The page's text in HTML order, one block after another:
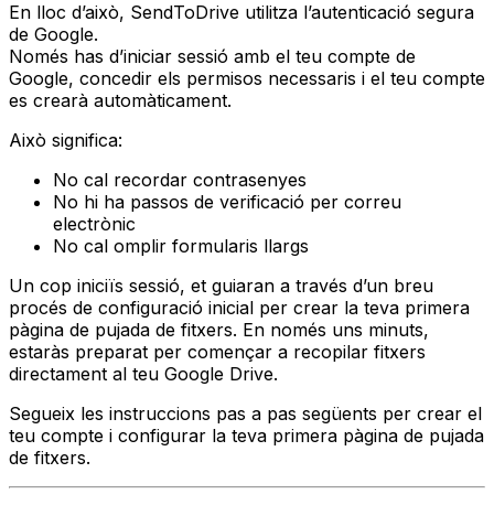
En lloc d’això, SendToDrive utilitza l’autenticació segura
de Google.
Només has d’iniciar sessió amb el teu compte de
Google, concedir els permisos necessaris i el teu compte
es crearà automàticament.
Això significa:
No cal recordar contrasenyes
No hi ha passos de verificació per correu
electrònic
No cal omplir formularis llargs
Un cop iniciïs sessió, et guiaran a través d’un breu
procés de configuració inicial per crear la teva primera
pàgina de pujada de fitxers. En només uns minuts,
estaràs preparat per començar a recopilar fitxers
directament al teu Google Drive.
Segueix les instruccions pas a pas següents per crear el
teu compte i configurar la teva primera pàgina de pujada
de fitxers.